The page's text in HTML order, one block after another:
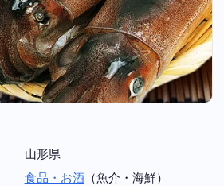
山形県
食品・お酒（魚介・海鮮）